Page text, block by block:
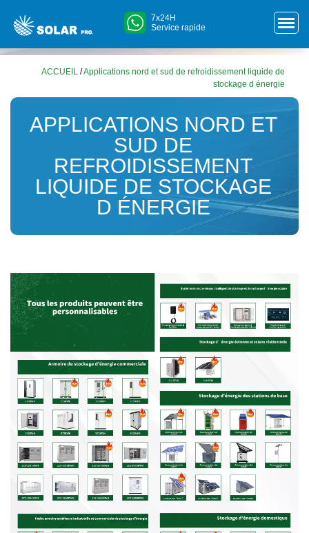
7x24H
Service rapide
ACCUEIL /Applications nord et sud de refroidissement liquide de
stockage d énergie
APPLICATIONS NORD ET
SUD DE
REFROIDISSEMENT
LIQUIDE DE STOCKAGE
D ÉNERGIE